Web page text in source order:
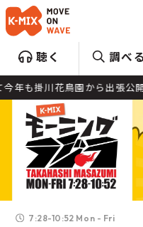
聴く 調べる
掛川花鳥園から出張公開
7:28-10:52 Mon - Fri